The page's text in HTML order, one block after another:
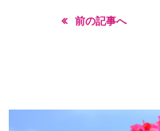
前の記事へ